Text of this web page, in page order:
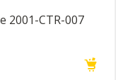
2001-CTR-007